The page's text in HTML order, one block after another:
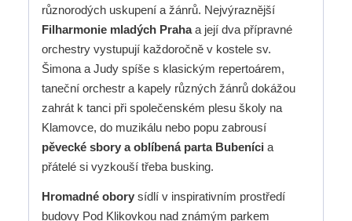
různorodých uskupení a žánrů. Nejvýraznější
Filharmonie mladých Prahaa její dva přípravné
orchestry vystupují každoročně v kostele sv.
Šimona a Judy spíše s klasickým repertoárem,
taneční orchestr a kapely různých žánrů dokážou
zahrát k tanci při společenském plesu školy na
Klamovce, do muzikálu nebo popu zabrousí
pěvecké sbory a oblíbená parta Bubeníci a
přátelé si vyzkouší třeba busking.
Hromadné obory sídlí v inspirativním prostředí
budovy Pod Klikovkou nad známým parkem